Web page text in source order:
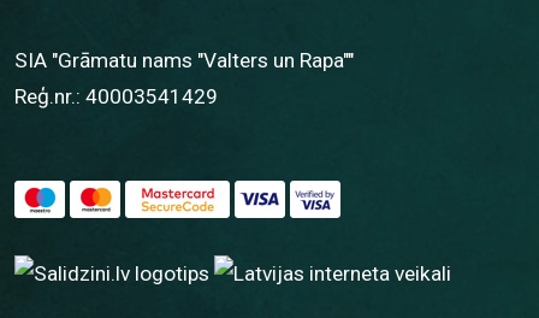
SIA "Grāmatu nams "Valters un Rapa""
Reģ.nr.: 40003541429